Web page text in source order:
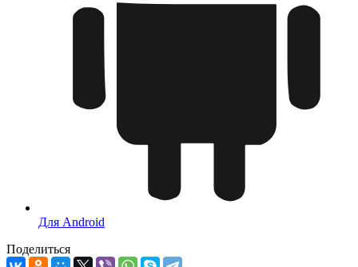
Для Android
Поделиться